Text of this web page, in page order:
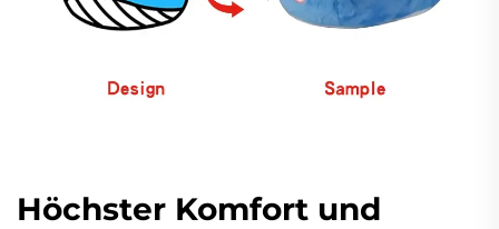
Höchster Komfort und